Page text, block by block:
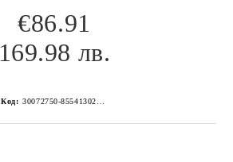
€86.91
169.98 лв.
Код: